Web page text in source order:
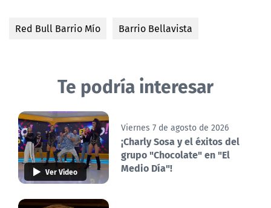
Red Bull Barrio Mío Barrio Bellavista
Te podría interesar
Ver Video
Viernes 7 de agosto de 2026
¡Charly Sosa y el éxitos del
grupo "Chocolate" en "El
Medio Día"!